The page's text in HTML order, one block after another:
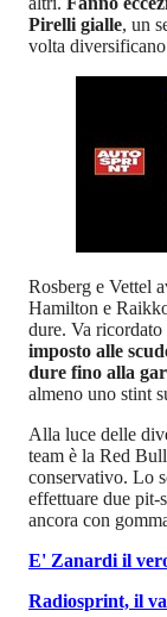
Pirelli gialle, un
volta
Rosberg e Vettel
Hamilton e
dure. Va ricordato
imposto alle
dure fino alla
almeno uno stint
Alla luce delle
team è la Red
conservativo. Lo
effettuare due pit-
ancora con
E' Zanardi il
Radiosprint, il